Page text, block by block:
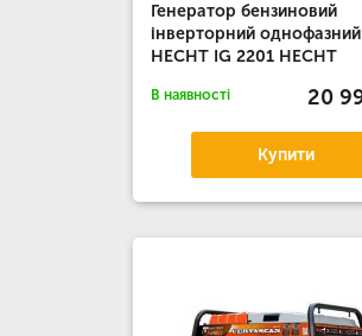
Генератор бензиновий
інверторний однофазний
HECHT IG 2201 HECHT
В наявності 20
Купити